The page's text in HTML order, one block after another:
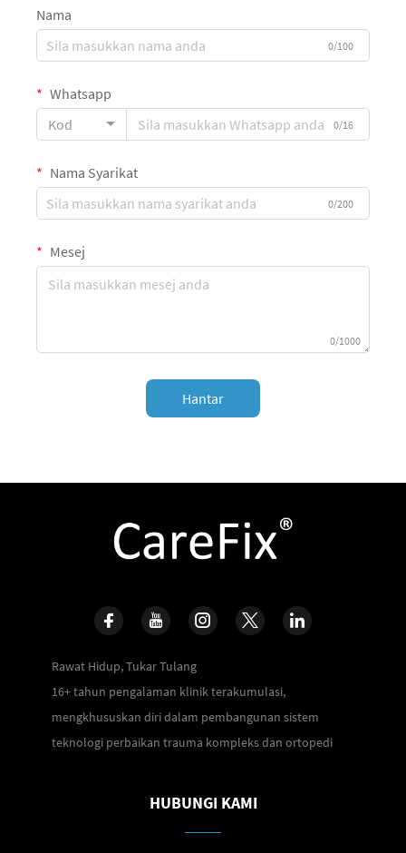
Nama
0/100
Whatsapp
Kod
0/16
Nama Syarikat
0/200
Mesej
0/1000
Hantar
Rawat Hidup, Tukar Tulang
16+ tahun pengalaman klinik terakumulasi,
mengkhususkan diri dalam pembangunan sistem
teknologi perbaikan trauma kompleks dan ortopedi
HUBUNGI KAMI